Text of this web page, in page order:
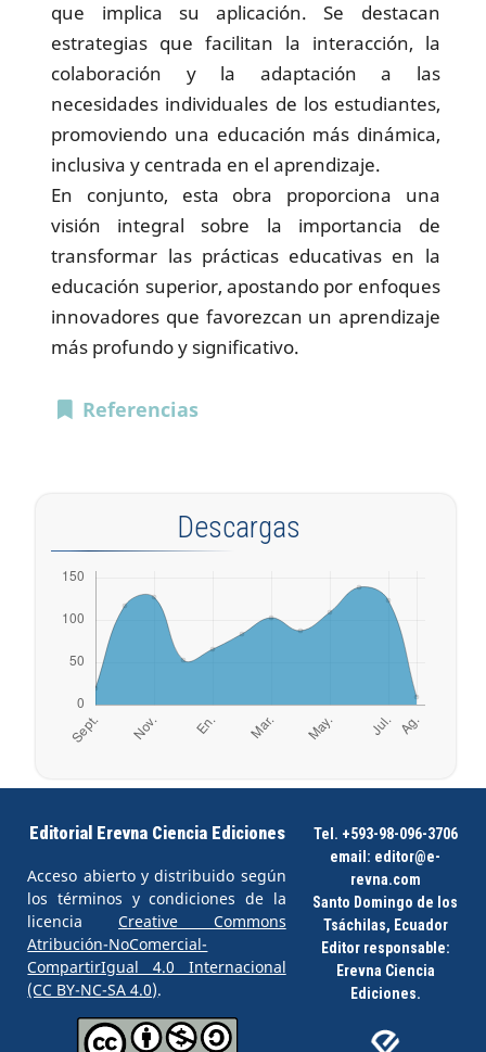
que implica su aplicación. Se destacan
estrategias que facilitan la interacción, la
colaboración y la adaptación a las
necesidades individuales de los estudiantes,
promoviendo una educación más dinámica,
inclusiva y centrada en el aprendizaje.
En conjunto, esta obra proporciona una
visión integral sobre la importancia de
transformar las prácticas educativas en la
educación superior, apostando por enfoques
innovadores que favorezcan un aprendizaje
más profundo y significativo.
Referencias
Descargas
Editorial Erevna Ciencia Ediciones
Acceso abierto y distribuido según
los términos y condiciones de la
licenciaCreative Commons
Atribución-NoComercial-
CompartirIgual 4.0 Internacional
(CC BY-NC-SA 4.0).
Tel. +593-98-096-3706
email: editor@e-
revna.com
Santo Domingo de los
Tsáchilas, Ecuador
Editor responsable:
Erevna Ciencia
Ediciones.